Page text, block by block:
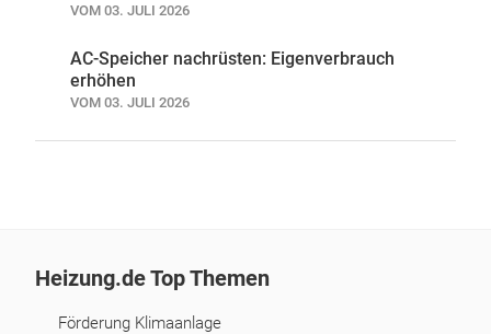
VOM 03. JULI 2026
AC-Speicher nachrüsten: Eigenverbrauch
erhöhen
VOM 03. JULI 2026
Heizung.de Top Themen
Förderung Klimaanlage